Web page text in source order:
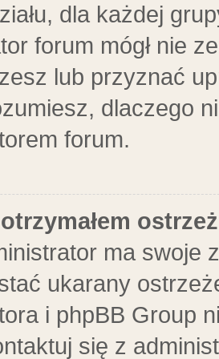
dla każdej
forum mógł nie
lub przyznać
dlaczego
forum.
ma swoje
ukarany
i phpBB Group
się z